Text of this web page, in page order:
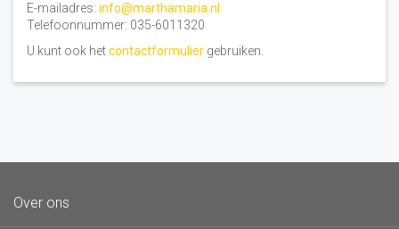
E-mailadres: info@marthamaria.nl
Telefoonnummer: 035-6011320
U kunt ook hetcontactformulier gebruiken.
Over ons